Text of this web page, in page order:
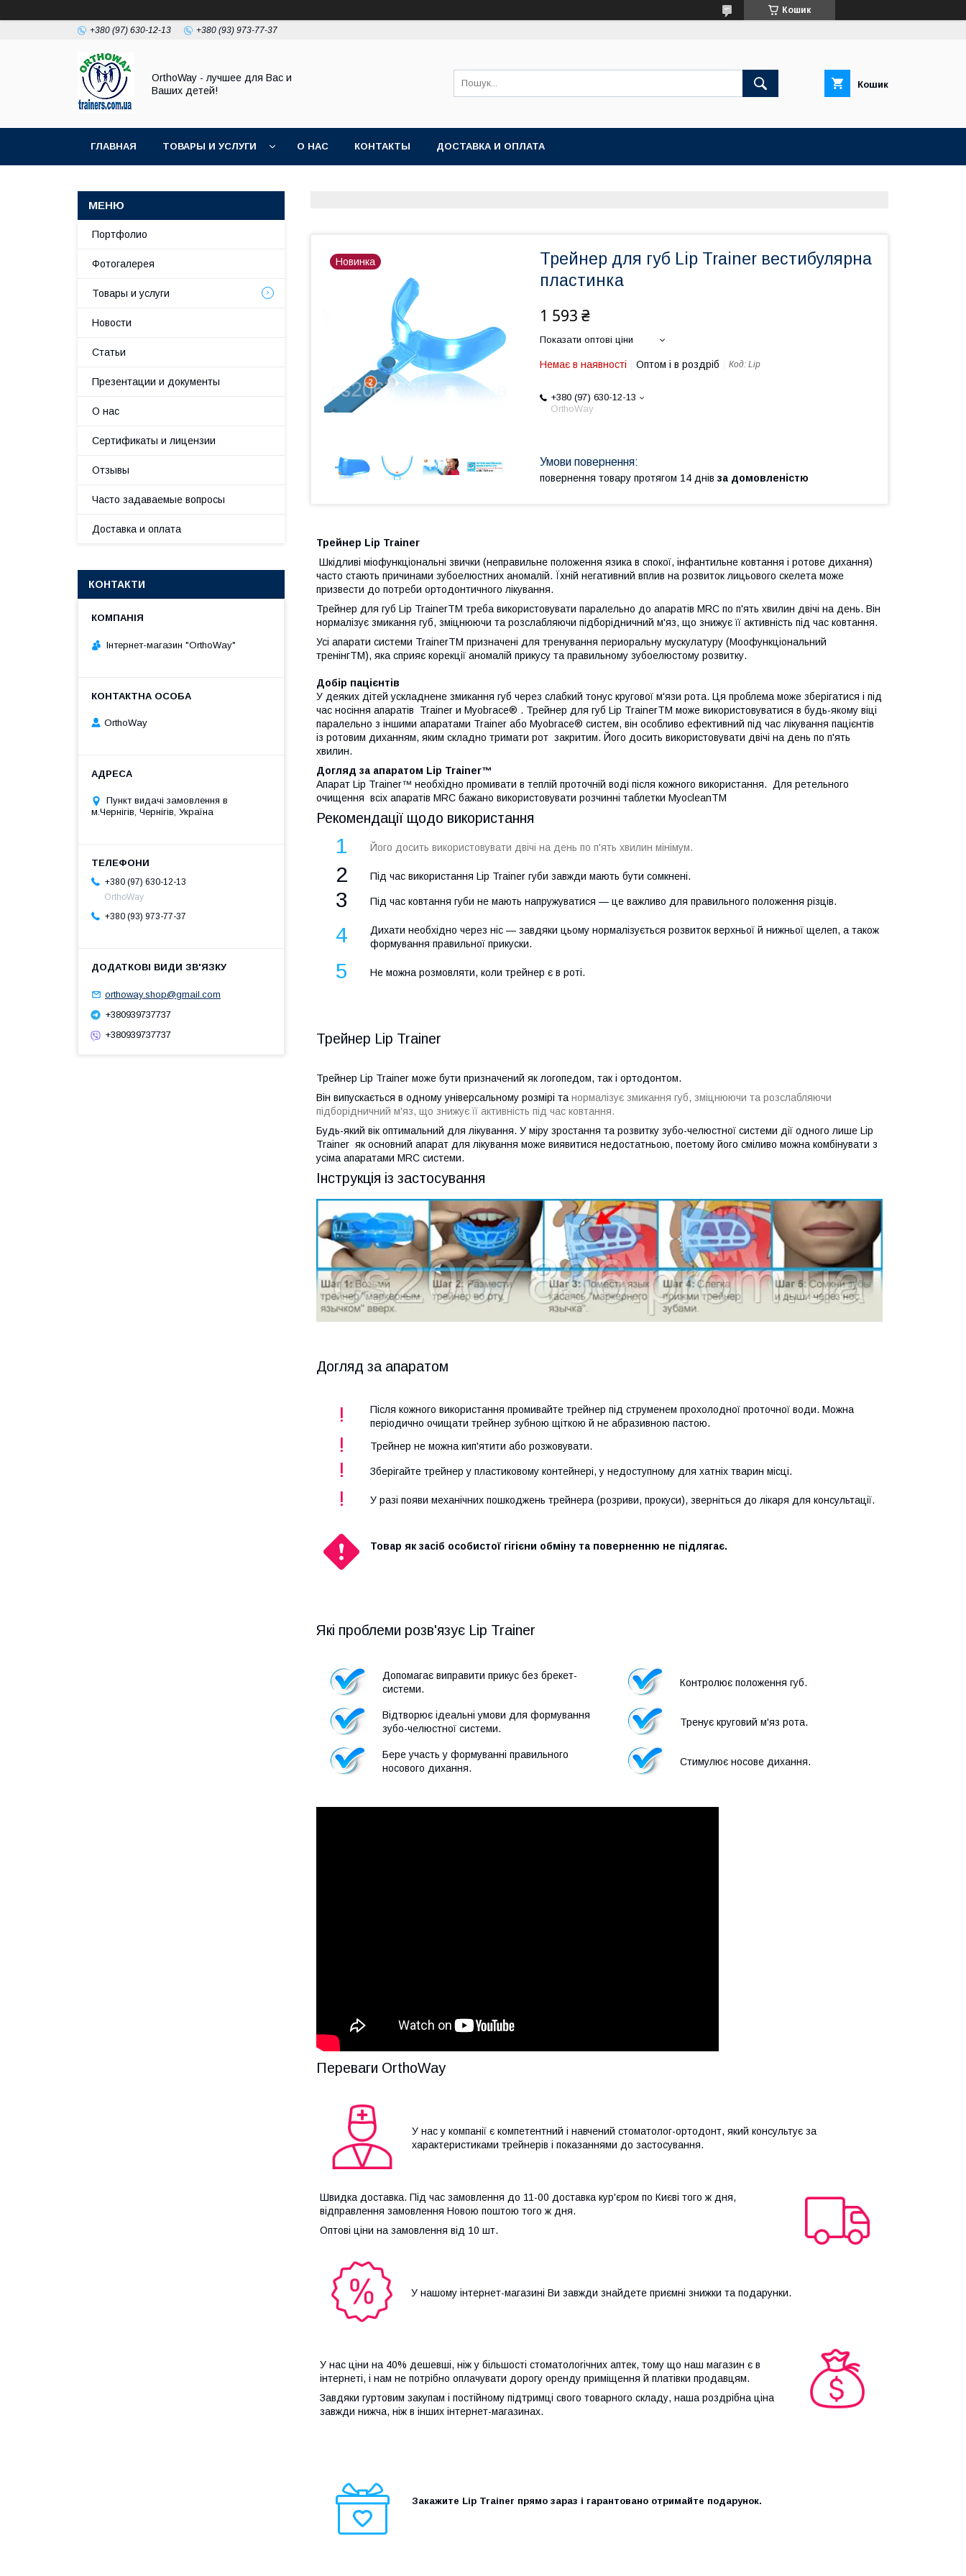
Кошик
+380 (97) 630-12-13 +380 (93) 973-77-37
OrthoWay - лучшее для Вас и
Ваших детей!
Кошик
ГЛАВНАЯ ТОВАРЫ И УСЛУГИ О НАС КОНТАКТЫ ДОСТАВКА И ОПЛАТА
Новинка
Трейнер для губ Lip Trainer вестибулярна
пластинка
1 593 ₴
Показати оптові ціни
Немає в наявності Оптом і в роздріб Код: Lip
+380 (97) 630-12-13
OrthoWay
повернення товару протягом 14 днів за домовленістю
Трейнер Lip Trainer
Шкідливі міофункціональні звички (неправильне положення язика в спокої, інфантильне ковтання і ротове дихання)
часто стають причинами зубоелюстних аномалій. Їхній негативний вплив на розвиток лицьового скелета може
призвести до потреби ортодонтичного лікування.
Трейнер для губ Lip TrainerTM треба використовувати паралельно до апаратів MRC по п'ять хвилин двічі на день. Він
нормалізує змикання губ, зміцнюючи та розслабляючи підборідничний м'яз, що знижує її активність під час ковтання.
Усі апарати системи TrainerTM призначені для тренування периоральну мускулатуру (Моофункціональний
тренінгTM), яка сприяє корекції аномалій прикусу та правильному зубоелюстому розвитку.
Добір пацієнтів
У деяких дітей ускладнене змикання губ через слабкий тонус кругової м'язи рота. Ця проблема може зберігатися і під
час носіння апаратів Trainer и Myobrace® . Трейнер для губ Lip TrainerTM може використовуватися в будь-якому віці
паралельно з іншими апаратами Trainer або Myobrace® систем, він особливо ефективний під час лікування пацієнтів
із ротовим диханням, яким складно тримати рот закритим. Його досить використовувати двічі на день по п'ять
хвилин.
Догляд за апаратом Lip Trainer™
Апарат Lip Trainer™ необхідно промивати в теплій проточній воді після кожного використання. Для ретельного
очищення всіх апаратів MRC бажано використовувати розчинні таблетки MyocleanTM
Рекомендації щодо використання
1 Його досить використовувати двічі на день по п'ять хвилин мінімум.
2 Під час використання Lip Trainer губи завжди мають бути сомкнені.
3 Під час ковтання губи не мають напружуватися — це важливо для правильного положення різців.
4
Дихати необхідно через ніс — завдяки цьому нормалізується розвиток верхньої й нижньої щелеп, а також
формування правильної прикуски.
5 Не можна розмовляти, коли трейнер є в роті.
Трейнер Lip Trainer
Трейнер Lip Trainer може бути призначений як логопедом, так і ортодонтом.
Він випускається в одному універсальному розмірі та нормалізує змикання губ, зміцнюючи та розслабляючи
підборідничний м'яз, що знижує її активність під час ковтання.
Будь-який вік оптимальний для лікування. У міру зростання та розвитку зубо-челюстної системи дії одного лише Lip
Trainer як основний апарат для лікування може виявитися недостатньою, поетому його сміливо можна комбінувати з
усіма апаратами MRC системи.
Інструкція із застосування
Догляд за апаратом
!
Після кожного використання промивайте трейнер під струменем прохолодної проточної води. Можна
періодично очищати трейнер зубною щіткою й не абразивною пастою.
! Трейнер не можна кип'ятити або розжовувати.
! Зберігайте трейнер у пластиковому контейнері, у недоступному для хатніх тварин місці.
! У разі появи механічних пошкоджень трейнера (розриви, прокуси), зверніться до лікаря для консультації.
Товар як засіб особистої гігієни обміну та поверненню не підлягає.
Які проблеми розв'язує Lip Trainer
Допомагає виправити прикус без брекет-
системи.
Контролює положення губ.
Відтворює ідеальні умови для формування
зубо-челюстної системи.
Тренує круговий м'яз рота.
Бере участь у формуванні правильного
носового дихання.
Стимулює носове дихання.
Переваги OrthoWay
У нас у компанії є компетентний і навчений стоматолог-ортодонт, який консультує за
характеристиками трейнерів і показаннями до застосування.
Швидка доставка. Під час замовлення до 11-00 доставка кур'єром по Києві того ж дня,
відправлення замовлення Новою поштою того ж дня.
Оптові ціни на замовлення від 10 шт.
У нашому інтернет-магазині Ви завжди знайдете приємні знижки та подарунки.
У нас ціни на 40% дешевші, ніж у більшості стоматологічних аптек, тому що наш магазин є в
інтернеті, і нам не потрібно оплачувати дорогу оренду приміщення й платівки продавцям.
Завдяки гуртовим закупам і постійному підтримці свого товарного складу, наша роздрібна ціна
завжди нижча, ніж в інших інтернет-магазинах.
Закажите Lip Trainer прямо зараз і гарантовано отримайте подарунок.
Портфолио
Фотогалерея
Товары и услуги
Новости
Статьи
Презентации и документы
О нас
Сертификаты и лицензии
Отзывы
Часто задаваемые вопросы
Доставка и оплата
КОНТАКТИ
Інтернет-магазин "OrthoWay"
OrthoWay
Пункт видачі замовлення в
м.Чернігів, Чернігів, Україна
+380 (97) 630-12-13
OrthoWay
+380 (93) 973-77-37
orthoway.shop@gmail.com
+380939737737
+380939737737